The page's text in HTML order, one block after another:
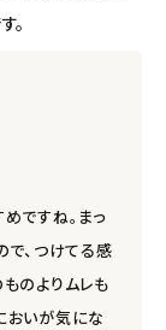
。
ですね。まっ
で、つけてる感
のよりムレも
おいが気にな